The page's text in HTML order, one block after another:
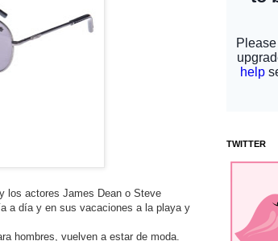
los actores James Dean o Steve
a día y en sus vacaciones a la playa y
hombres, vuelven a estar de moda.
TWITTER